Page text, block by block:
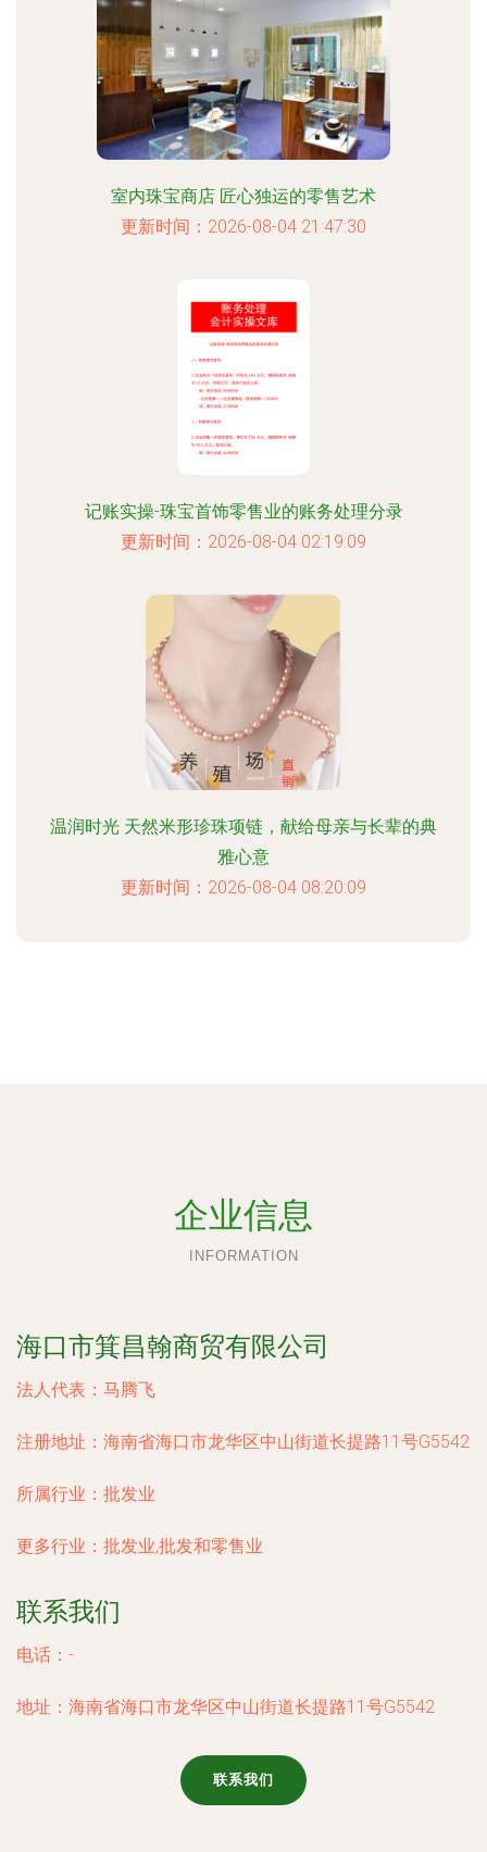
室内珠宝商店 匠心独运的零售艺术
更新时间：2026-08-04 21:47:30
记账实操-珠宝首饰零售业的账务处理分录
更新时间：2026-08-04 02:19:09
温润时光 天然米形珍珠项链，献给母亲与长辈的典
雅心意
更新时间：2026-08-04 08:20:09
企业信息
INFORMATION
海口市箕昌翰商贸有限公司
法人代表： 马腾飞
注册地址： 海南省海口市龙华区中山街道长提路11号G5542
所属行业： 批发业
更多行业： 批发业,批发和零售业
联系我们
电话：-
地址：海南省海口市龙华区中山街道长提路11号G5542
联系我们